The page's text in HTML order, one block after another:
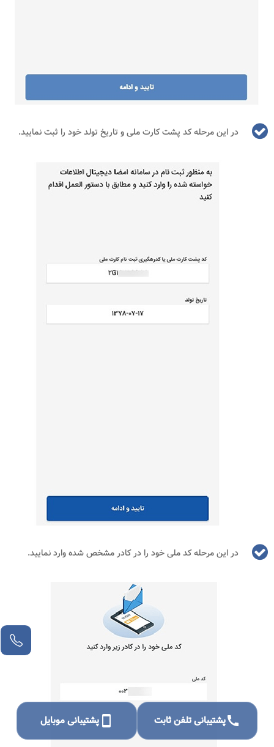
در این مرحله کد پشت کارت ملی و تاریخ تولد خود را ثبت نمایید.
در این مرحله کد ملی خود را در کادر مشخص شده وارد نمایید.
callپشتیبانی تلفن ثابت smartphoneپشتیبانی موبایل